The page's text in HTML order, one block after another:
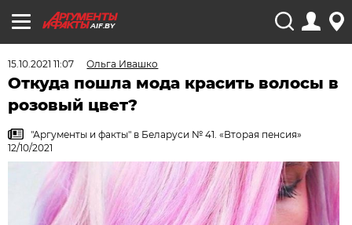
AIF.BY
15.10.2021 11:07 Ольга Ивашко
Откуда пошла мода красить волосы в
розовый цвет?
"Аргументы и факты" в Беларуси № 41. «Вторая пенсия»
12/10/2021